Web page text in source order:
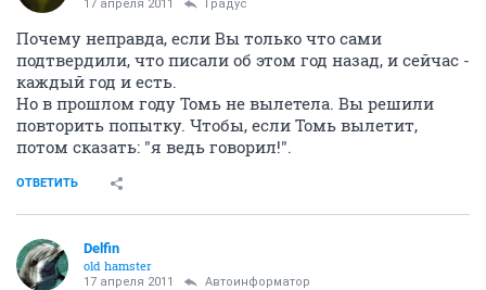
17 апреля 2011 Градус
Почему неправда, если Вы только что сами
подтвердили, что писали об этом год назад, и сейчас -
каждый год и есть.
Но в прошлом году Томь не вылетела. Вы решили
повторить попытку. Чтобы, если Томь вылетит,
потом сказать: "я ведь говорил!".
ОТВЕТИТЬ
Delfin
old hamster
17 апреля 2011 Автоинформатор